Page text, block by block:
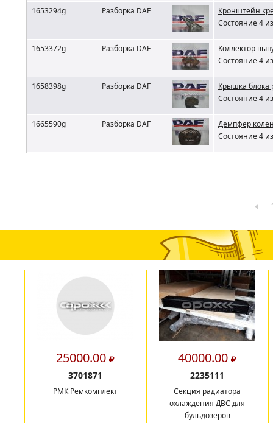
1653294g Разборка DAF
Кронштейн
Состояние 4
1653372g Разборка DAF
Коллектор
Состояние 4
1658398g Разборка DAF
Крышка блока
Состояние 4
1665590g Разборка DAF
Демпфер
Состояние 4
25000.00
3701871
РМК Ремкомплект
40000.00
2235111
Секция радиатора
охлаждения ДВС для
бульдозеров